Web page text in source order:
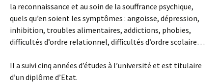
la reconnaissance et au soin de la souffrance psychique,
quels qu’en soient les symptômes : angoisse, dépression,
inhibition, troubles alimentaires, addictions, phobies,
difficultés d’ordre relationnel, difficultés d’ordre scolaire…
Il a suivi cinq années d’études à l’université et est titulaire
d’un diplôme d’Etat.